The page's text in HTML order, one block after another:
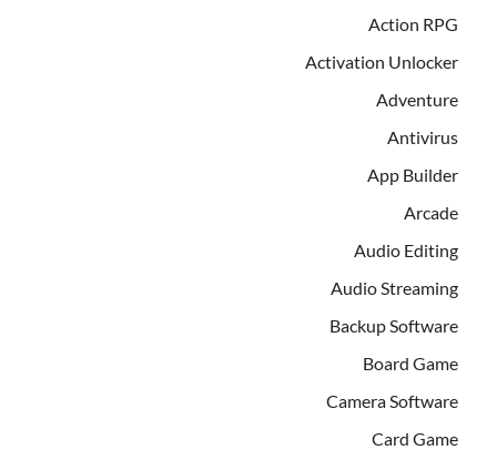
Action RPG
Activation Unlocker
Adventure
Antivirus
App Builder
Arcade
Audio Editing
Audio Streaming
Backup Software
Board Game
Camera Software
Card Game